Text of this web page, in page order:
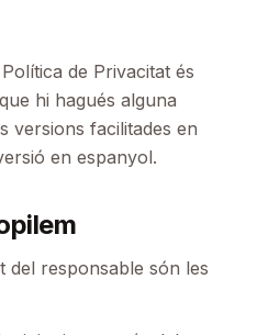
de Privacitat és
hi hagués alguna
versions facilitades en
en espanyol.
del responsable són les